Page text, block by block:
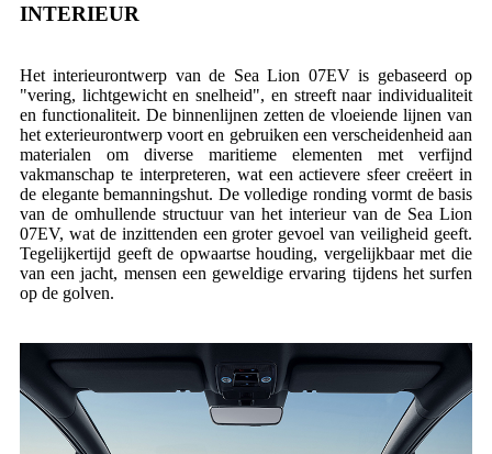
INTERIEUR
Het interieurontwerp van de Sea Lion 07EV is gebaseerd op
"vering, lichtgewicht en snelheid", en streeft naar individualiteit
en functionaliteit. De binnenlijnen zetten de vloeiende lijnen van
het exterieurontwerp voort en gebruiken een verscheidenheid aan
materialen om diverse maritieme elementen met verfijnd
vakmanschap te interpreteren, wat een actievere sfeer creëert in
de elegante bemanningshut. De volledige ronding vormt de basis
van de omhullende structuur van het interieur van de Sea Lion
07EV, wat de inzittenden een groter gevoel van veiligheid geeft.
Tegelijkertijd geeft de opwaartse houding, vergelijkbaar met die
van een jacht, mensen een geweldige ervaring tijdens het surfen
op de golven.